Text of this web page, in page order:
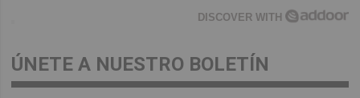
DISCOVER WITH
ÚNETE A NUESTRO BOLETÍN